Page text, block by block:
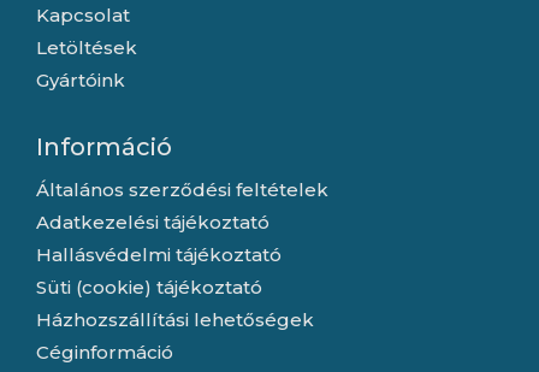
Kapcsolat
Letöltések
Gyártóink
Információ
Általános szerződési feltételek
Adatkezelési tájékoztató
Hallásvédelmi tájékoztató
Süti (cookie) tájékoztató
Házhozszállítási lehetőségek
Céginformáció